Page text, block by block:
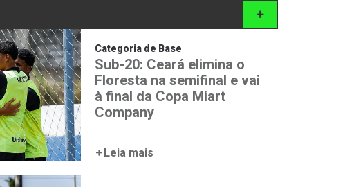
Categoria de Base
Sub-20: Ceará elimina o
Floresta na semifinal e vai
à final da Copa Miart
Company
Leia mais